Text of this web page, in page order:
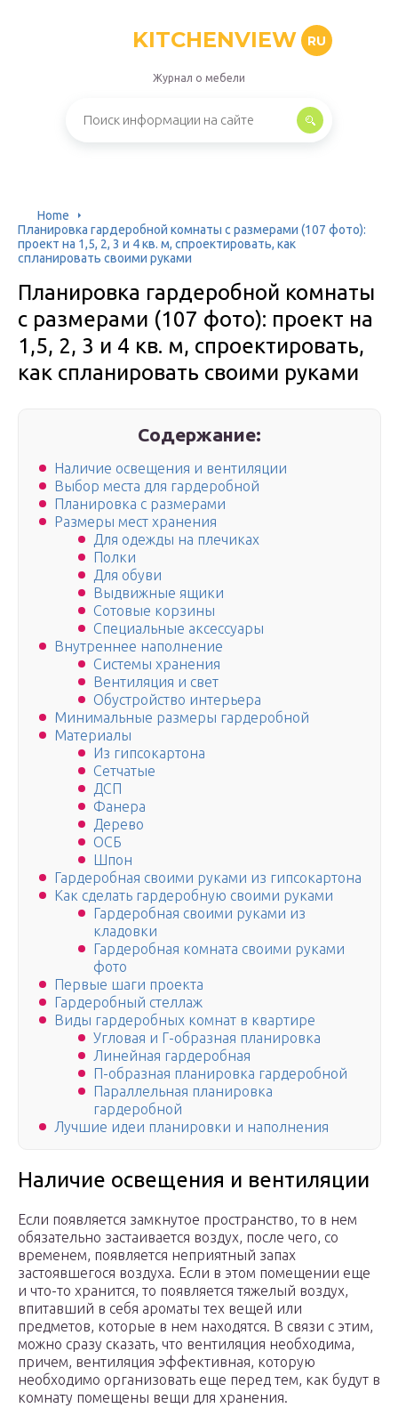
KITCHENVIEW RU
Журнал о мебели
Home
Планировка гардеробной комнаты с размерами (107 фото):
проект на 1,5, 2, 3 и 4 кв. м, спроектировать, как
спланировать своими руками
Планировка гардеробной комнаты
с размерами (107 фото): проект на
1,5, 2, 3 и 4 кв. м, спроектировать,
как спланировать своими руками
Содержание:
Наличие освещения и вентиляции
Выбор места для гардеробной
Планировка с размерами
Размеры мест хранения
Для одежды на плечиках
Полки
Для обуви
Выдвижные ящики
Сотовые корзины
Специальные аксессуары
Внутреннее наполнение
Системы хранения
Вентиляция и свет
Обустройство интерьера
Минимальные размеры гардеробной
Материалы
Из гипсокартона
Сетчатые
ДСП
Фанера
Дерево
ОСБ
Шпон
Гардеробная своими руками из гипсокартона
Как сделать гардеробную своими руками
Гардеробная своими руками из
кладовки
Гардеробная комната своими руками
фото
Первые шаги проекта
Гардеробный стеллаж
Виды гардеробных комнат в квартире
Угловая и Г-образная планировка
Линейная гардеробная
П-образная планировка гардеробной
Параллельная планировка
гардеробной
Лучшие идеи планировки и наполнения
Наличие освещения и вентиляции
Если появляется замкнутое пространство, то в нем
обязательно застаивается воздух, после чего, со
временем, появляется неприятный запах
застоявшегося воздуха. Если в этом помещении еще
и что-то хранится, то появляется тяжелый воздух,
впитавший в себя ароматы тех вещей или
предметов, которые в нем находятся. В связи с этим,
можно сразу сказать, что вентиляция необходима,
причем, вентиляция эффективная, которую
необходимо организовать еще перед тем, как будут в
комнату помещены вещи для хранения.